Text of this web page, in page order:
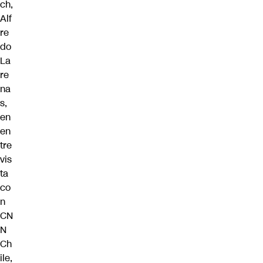
ch,
Alf
re
do
La
re
na
s,
en
en
tre
vis
ta
co
n
CN
N
Ch
ile,